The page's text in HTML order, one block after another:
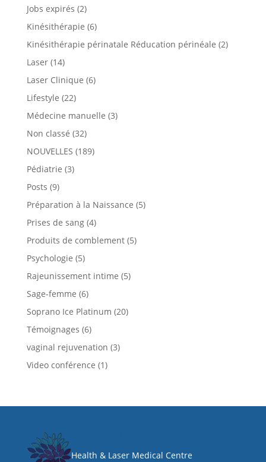
Jobs expirés (2)
Kinésithérapie (6)
Kinésithérapie périnatale Réducation périnéale (2)
Laser(14)
Laser Clinique (6)
Lifestyle (22)
Médecine manuelle (3)
Non classé (32)
NOUVELLES (189)
Pédiatrie (3)
Posts (9)
Préparation à la Naissance (5)
Prises de sang(4)
Produits de comblement(5)
Psychologie (5)
Rajeunissement intime (5)
Sage-femme (6)
Soprano Ice Platinum (20)
Témoignages (6)
vaginal rejuvenation (3)
Video conférence (1)
Health & Laser Medical Centre